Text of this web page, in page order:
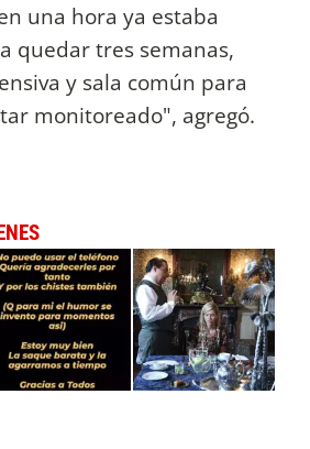
una hora ya estaba
quedar tres semanas,
y sala común para
monitoreado", agregó.